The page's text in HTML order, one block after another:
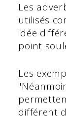
Les
utilisés
idée
point
Les
différent